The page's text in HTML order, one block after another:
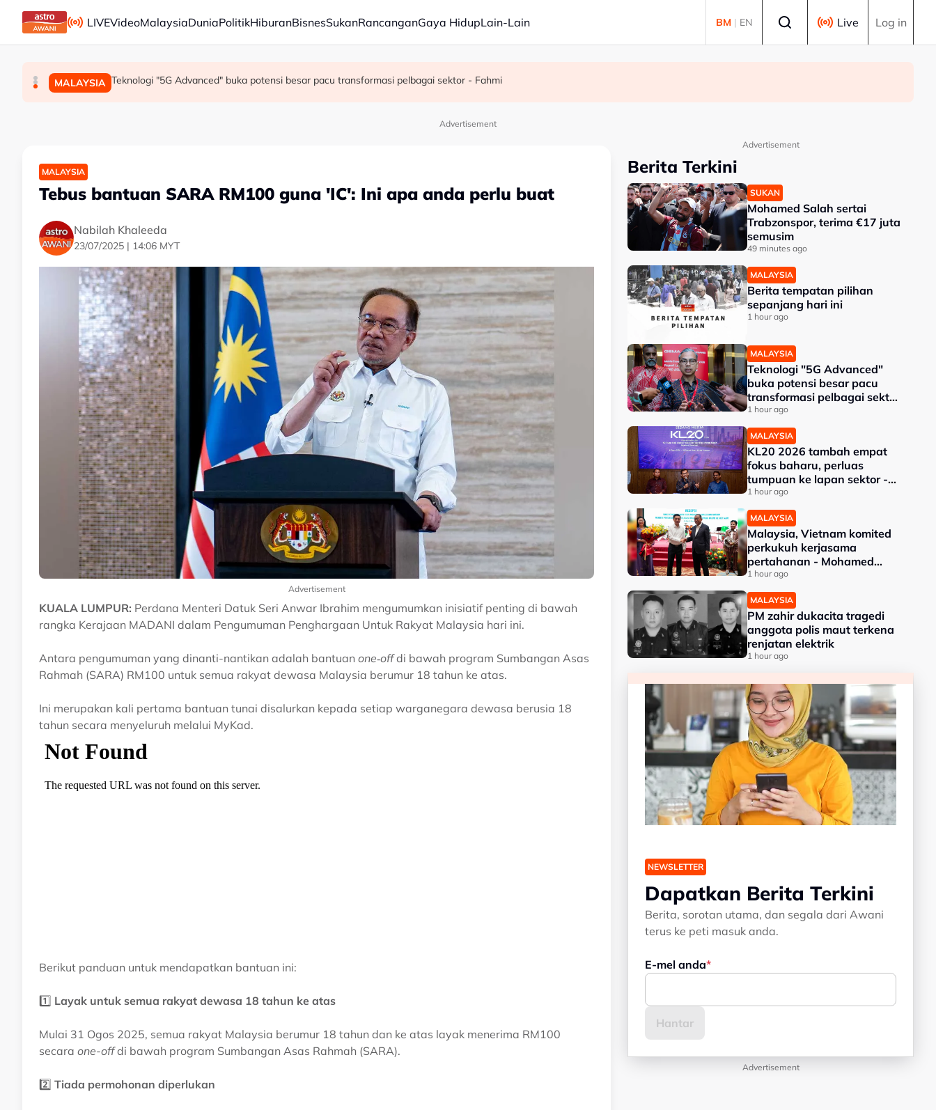
Skip to main content
LIVEVideoMalaysiaDuniaPolitikHiburanBisnesSukanRancanganGaya HidupLain-Lain BM | EN Live Log in
SUKAN Mohamed Salah sertai Trabzonspor, terima €17 juta semusim
MALAYSIA Berita tempatan pilihan sepanjang hari ini
MALAYSIA Teknologi "5G Advanced" buka potensi besar pacu transformasi pelbagai sektor - Fahmi
Advertisement
MALAYSIA
Tebus bantuan SARA RM100 guna 'IC': Ini apa anda perlu buat
Nabilah Khaleeda
23/07/2025 | 14:06 MYT
Advertisement
KUALA LUMPUR: Perdana Menteri Datuk Seri Anwar Ibrahim mengumumkan inisiatif penting di bawah
rangka Kerajaan MADANI dalam Pengumuman Penghargaan Untuk Rakyat Malaysia hari ini.
Antara pengumuman yang dinanti-nantikan adalah bantuan one‑offdi bawah program Sumbangan Asas
Rahmah (SARA) RM100 untuk semua rakyat dewasa Malaysia berumur 18 tahun ke atas.
Ini merupakan kali pertama bantuan tunai disalurkan kepada setiap warganegara dewasa berusia 18
tahun secara menyeluruh melalui MyKad.
Berikut panduan untuk mendapatkan bantuan ini:
1️⃣ Layak untuk semua rakyat dewasa 18 tahun ke atas
Mulai 31 Ogos 2025, semua rakyat Malaysia berumur 18 tahun dan ke atas layak menerima RM100
secara one-offdi bawah program Sumbangan Asas Rahmah (SARA).
2️⃣ Tiada permohonan diperlukan
Advertisement
Berita Terkini
SUKAN
Mohamed Salah sertai
Trabzonspor, terima €17 juta
semusim
49 minutes ago
MALAYSIA
Berita tempatan pilihan
sepanjang hari ini
1 hour ago
MALAYSIA
Teknologi "5G Advanced"
buka potensi besar pacu
transformasi pelbagai sektor
- Fahmi
1 hour ago
MALAYSIA
KL20 2026 tambah empat
fokus baharu, perluas
tumpuan ke lapan sektor -
Akmal Nasrullah
1 hour ago
MALAYSIA
Malaysia, Vietnam komited
perkukuh kerjasama
pertahanan - Mohamed
Khaled
1 hour ago
MALAYSIA
PM zahir dukacita tragedi
anggota polis maut terkena
renjatan elektrik
1 hour ago
NEWSLETTER
Dapatkan Berita Terkini
Berita, sorotan utama, dan segala dari Awani
terus ke peti masuk anda.
E-mel anda
Advertisement